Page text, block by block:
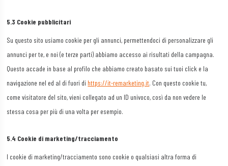
5.3 Cookie pubblicitari
Su questo sito usiamo cookie per gli annunci, permettendoci di personalizzare gli
annunci per te, e noi (e terze parti) abbiamo accesso ai risultati della campagna.
Questo accade in base al profilo che abbiamo creato basato sui tuoi click e la
navigazione nel ed al di fuori di https://it-remarketing.it. Con questo cookie tu,
come visitatore del sito, vieni collegato ad un ID univoco, così da non vedere le
stessa cosa per più di una volta per esempio.
5.4 Cookie di marketing/tracciamento
I cookie di marketing/tracciamento sono cookie o qualsiasi altra forma di